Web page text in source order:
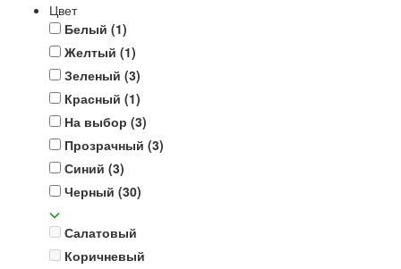
Цвет
Белый (1)
Желтый (1)
Зеленый (3)
Красный (1)
На выбор (3)
Прозрачный (3)
Синий (3)
Черный (30)
Салатовый
Коричневый